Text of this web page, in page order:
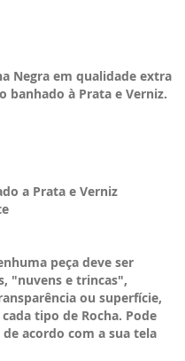
Negra em qualidade extra
banhado à Prata e Verniz.
a Prata e Verniz
peça deve ser
"nuvens e trincas",
ou superfície,
tipo de Rocha. Pode
acordo com a sua tela